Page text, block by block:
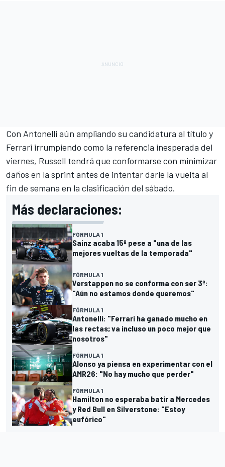
Con Antonelli aún ampliando su candidatura al título y
Ferrari irrumpiendo como la referencia inesperada del
viernes, Russell tendrá que conformarse con minimizar
daños en la sprint antes de intentar darle la vuelta al
fin de semana en la clasificación del sábado.
Más declaraciones:
FÓRMULA 1
Sainz acaba 15º pese a "una de las
mejores vueltas de la temporada"
FÓRMULA 1
Verstappen no se conforma con ser 3º:
"Aún no estamos donde queremos"
FÓRMULA 1
Antonelli: "Ferrari ha ganado mucho en
las rectas; va incluso un poco mejor que
nosotros"
FÓRMULA 1
Alonso ya piensa en experimentar con el
AMR26: "No hay mucho que perder"
FÓRMULA 1
Hamilton no esperaba batir a Mercedes
y Red Bull en Silverstone: "Estoy
eufórico"